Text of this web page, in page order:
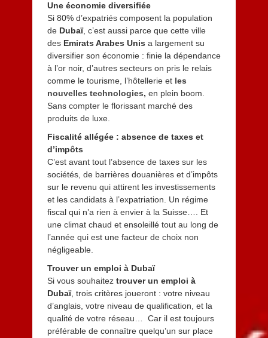
Une économie diversifiée
Si 80% d’expatriés composent la population
de Dubaï, c’est aussi parce que cette ville
desEmirats Arabes Unis a largement su
diversifier son économie : finie la dépendance
à l’or noir, d’autres secteurs on pris le relais
comme le tourisme, l’hôtellerie et les
nouvelles technologies, en plein boom.
Sans compter le florissant marché des
produits de luxe.
Fiscalité allégée : absence de taxes et
d’impôts
C’est avant tout l’absence de taxes sur les
sociétés, de barrières douanières et d’impôts
sur le revenu qui attirent les investissements
et les candidats à l’expatriation. Un régime
fiscal qui n’a rien à envier à la Suisse…. Et
une climat chaud et ensoleillé tout au long de
l’année qui est une facteur de choix non
négligeable.
Trouver un emploi à Dubaï
Si vous souhaitez trouver un emploi à
Dubaï, trois critères joueront : votre niveau
d’anglais, votre niveau de qualification, et la
qualité de votre réseau… Car il est toujours
préférable de connaître quelqu’un sur place